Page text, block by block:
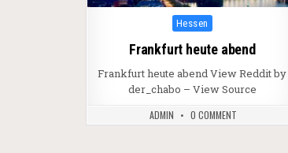
Posted in
Hessen
Frankfurt heute abend
Frankfurt heute abend View Reddit by
der_chabo – View Source
ADMIN 0 COMMENT